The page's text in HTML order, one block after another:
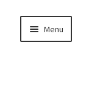
Menu